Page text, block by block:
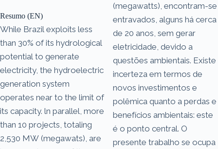
Resumo (EN)
While Brazil exploits less
than 30% of its hydrological
potential to generate
electricity, the hydroelectric
generation system
operates near to the limit of
its capacity. ln parallel, more
than 10 projects, totaling
2,530 MW (megawats), are
(megawatts), encontram-se
entravados, alguns há cerca
de 20 anos, sem gerar
eletricidade, devido a
questões ambientais. Existe
incerteza em termos de
novos investimentos e
polêmica quanto a perdas e
benefícios ambientais: este
é o ponto central. O
presente trabalho se ocupa